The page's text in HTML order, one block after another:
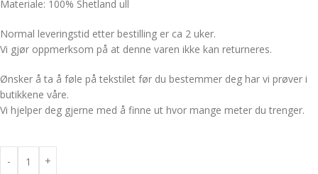
Materiale: 100% Shetland ull
Normal leveringstid etter bestilling er ca 2 uker.
Vi gjør oppmerksom på at denne varen ikke kan returneres.
Ønsker å ta å føle på tekstilet før du bestemmer deg har vi prøver i
butikkene våre.
Vi hjelper deg gjerne med å finne ut hvor mange meter du trenger.